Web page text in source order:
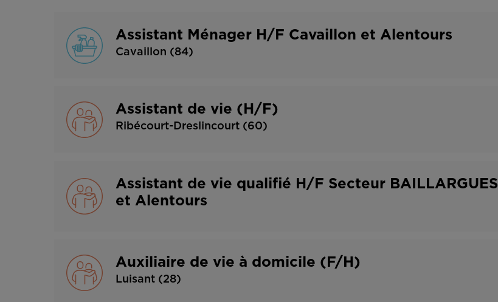
t
Assistant Ménager H/F Cavaillon et Alentours
Cavaillon (84)
Assistant de vie (H/F)
Ribécourt-Dreslincourt (60)
Assistant de vie qualifié H/F Secteur BAILLARGUES
et Alentours
Auxiliaire de vie à domicile (F/H)
Luisant (28)